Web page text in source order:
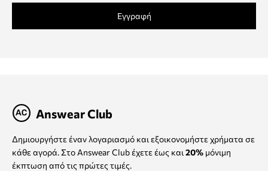
Εγγραφή
Answear Club
Δημιουργήστε έναν λογαριασμό και εξοικονομήστε χρήματα σε
κάθε αγορά. Στο Answear Club έχετε έως και 20% μόνιμη
έκπτωση από τις πρώτες τιμές.